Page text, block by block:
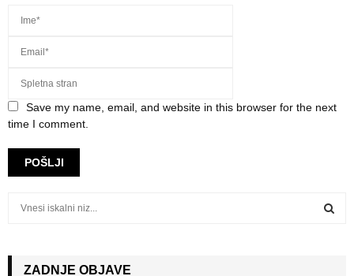
Save my name, email, and website in this browser for the next
time I comment.
ZADNJE OBJAVE